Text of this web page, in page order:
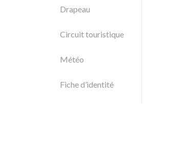
Drapeau
Circuit touristique
Météo
Fiche d’identité